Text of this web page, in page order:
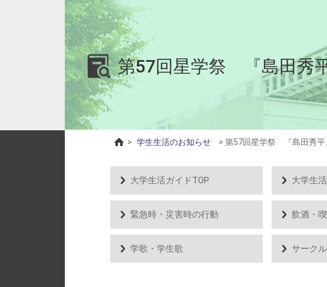
第57回星学祭 『島田秀
> 学生生活のお知らせ > 第57回星学祭 『島田秀平
大学生活ガイドTOP 大学生
緊急時・災害時の行動 飲酒・
学歌・学生歌 サーク